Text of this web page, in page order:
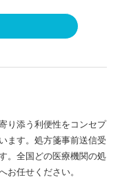
り添う利便性をコンセプ
ます。処方箋事前送信受
。全国どの医療機関の処
任せください。